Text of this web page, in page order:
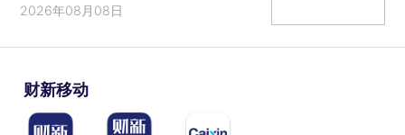
2026年08月08日
财新移动